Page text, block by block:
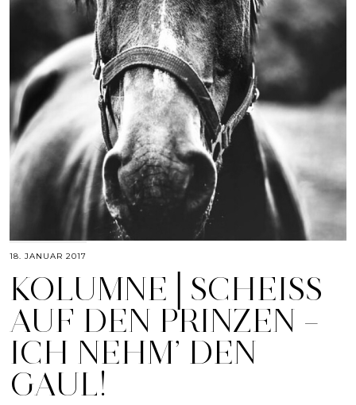
18. JANUAR 2017
KOLUMNE│SCHEISS A
UF DEN PRINZEN – I
CH NEHM’ DEN G
AUL!